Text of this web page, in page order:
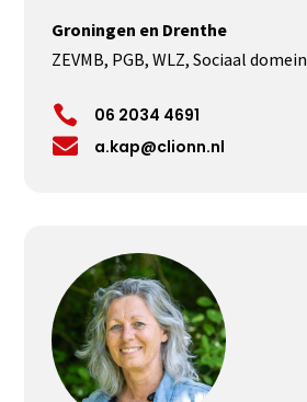
Groningen en Drenthe
ZEVMB, PGB, WLZ, Sociaal domein
 06 2034 4691
 a.kap@clionn.nl